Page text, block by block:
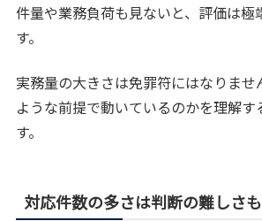
件量や業務負荷も見ないと、評価は極
す。
実務量の大きさは免罪符にはなりませ
ような前提で動いているのかを理解す
す。
対応件数の多さは判断の難しさ